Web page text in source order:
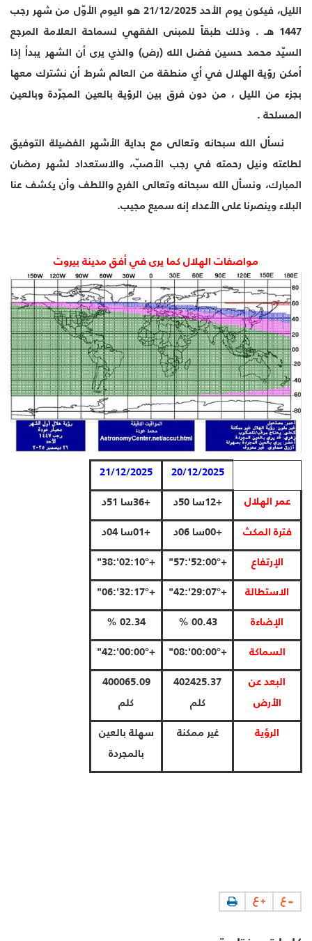
الليل، فيكون يوم الأحد 21/12/2025 هو اليوم الأوّل من شهر رجب
1447 هـ . وذلك
طبقاً للمبنى الفقهي لسماحة العلامة المرجع
السيّد محمد حسين فضل الله (رض) والذي يرى أن الشهر يبدأ إذا
أمكن رؤية الهلال في أي منطقة من العالم شرط أن نشترك معها
بجزء من الليل ، من دون فرق بين الرؤية بالعين المجرّدة وبالعين
المسلحة .
نسأل الله سبحانه وتعالى مع بداية الأشهر الفضيلة التوفيق
لطاعته ونيل رحمته في رجب الأصبّ، والاستعداد لشهر رمضان
المبارك، ونسأل الله سبحانه وتعالى الفرج واللطف وأن يكشف عنا
البلاء وينصرنا على الأعداء إنه سميع مجيب.
مواصفات الهلال كما يرى في أفق مدينة بيروت
20/12/2025
21/12/2025
عمر الهلال
+12سا 50د +36سا
51د
فترة المكث
+00سا 06د +01سا
04د
الإرتفاع
+00°:52':57"
+10°:02':38"
الاستطالة
+07°:29':42"
+17°:32':06"
الإضاءة
00.43 %
02.34 %
السماكة
+00°:00':08"
+00°:00':42"
البعد عن
الأرض
402425.37
كلم
400065.09
كلم
الرؤية
غير ممكنة
سهلة بالعين
بالمجردة